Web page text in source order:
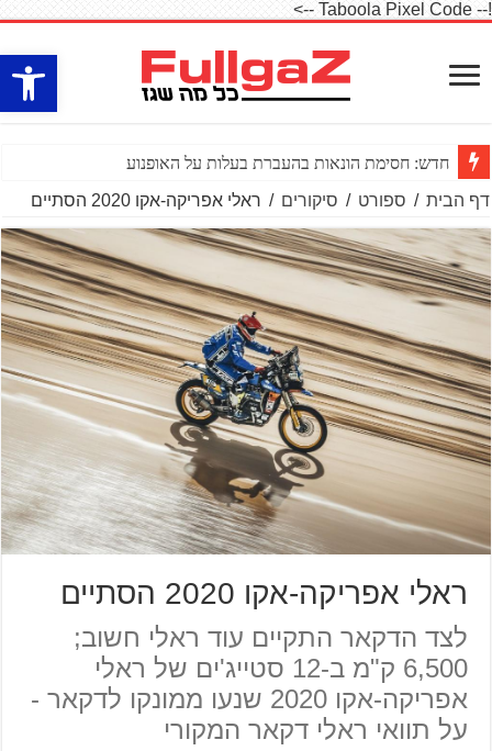
פתח
!-- Taboola Pixel Code -->
חדש: חסימת הונאות בהעברת בעלות על האופנוע
דף הבית / ספורט / סיקורים / ראלי אפריקה-אקו 2020 הסתיים
ראלי אפריקה-אקו 2020 הסתיים
לצד הדקאר התקיים עוד ראלי חשוב;
6,500 ק"מ ב-12 סטייג'ים של ראלי
אפריקה-אקו 2020 שנעו ממונקו לדקאר -
על תוואי ראלי דקאר המקורי